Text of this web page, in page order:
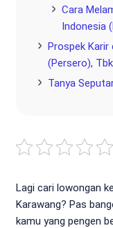
Cara
Indonesia
Prospek Karir
(Persero),
Tanya
Lagi cari lowongan
Karawang? Pas
kamu yang pengen